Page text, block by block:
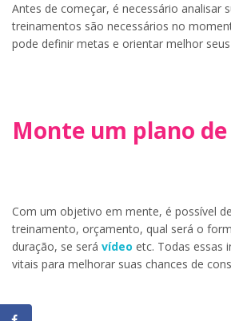
Antes de começar, é necessário analisar
treinamentos são necessários no
pode definir metas e orientar melhor
Monte um plano de
Com um objetivo em mente, é possível
treinamento, orçamento, qual será o
duração, se será vídeo etc. Todas essas
vitais para melhorar suas chances de